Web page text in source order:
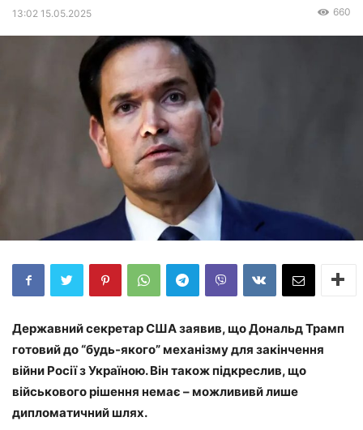
13:02 15.05.2025 660
Державний секретар США заявив, що Дональд Трамп
готовий до “будь-якого” механізму для закінчення
війни Росії з Україною. Він також підкреслив, що
військового рішення немає – можлививй лише
дипломатичний шлях.